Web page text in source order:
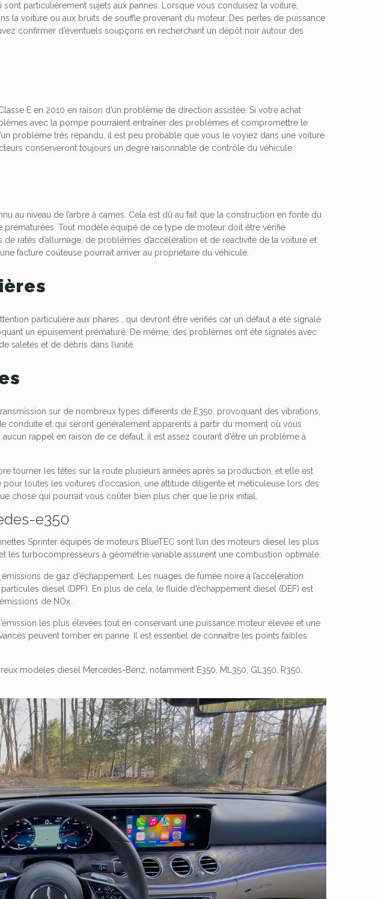
sont particulièrement sujets aux pannes. Lorsque vous conduisez la voiture,
la voiture ou aux bruits de souffle provenant du moteur. Des pertes de puissance
confirmer d’éventuels soupçons en recherchant un dépôt noir autour des
E en 2010 en raison d’un problème de direction assistée. Si votre achat
avec la pompe pourraient entraîner des problèmes et compromettre le
problème très répandu, il est peu probable que vous le voyiez dans une voiture
conserveront toujours un degré raisonnable de contrôle du véhicule.
au niveau de l’arbre à cames. Cela est dû au fait que la construction en fonte du
prématurées. Tout modèle équipé de ce type de moteur doit être vérifié
de ratés d’allumage, de problèmes d’accélération et de réactivité de la voiture et
facture coûteuse pourrait arriver au propriétaire du véhicule.
particulière aux phares , qui devront être vérifiés car un défaut a été signalé
un épuisement prématuré. De même, des problèmes ont été signalés avec
saletés et de débris dans l’unité.
sur de nombreux types différents de E350, provoquant des vibrations,
conduite et qui seront généralement apparents à partir du moment où vous
rappel en raison de ce défaut, il est assez courant d’être un problème à
tourner les têtes sur la route plusieurs années après sa production, et elle est
toutes les voitures d’occasion, une attitude diligente et méticuleuse lors des
chose qui pourrait vous coûter bien plus cher que le prix initial.
e350
Sprinter équipés de moteurs BlueTEC sont l’un des moteurs diesel les plus
les turbocompresseurs à géométrie variable assurent une combustion optimale.
de gaz d’échappement. Les nuages ​​de fumée noire à l’accélération
diesel (DPF). En plus de cela, le fluide d’échappement diesel (DEF) est
de NOx.
les plus élevées tout en conservant une puissance moteur élevée et une
peuvent tomber en panne. Il est essentiel de connaître les points faibles
modèles diesel Mercedes-Benz, notamment E350, ML350, GL350, R350,